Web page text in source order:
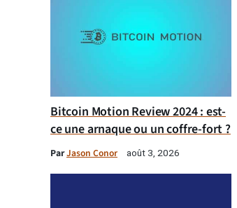
Bitcoin Motion Review 2024 : est-
ce une arnaque ou un coffre-fort ?
ParJason Conor août 3, 2026